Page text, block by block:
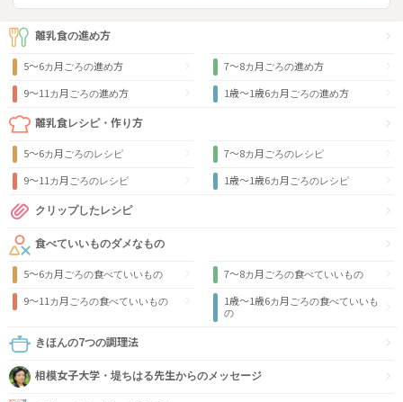
離乳食の進め方
5～6カ月ごろの進め方 7～8カ月ごろの進め方
9〜11カ月ごろの進め方 1歳〜1歳6カ月ごろの進め方
離乳食レシピ・作り方
5～6カ月ごろのレシピ 7～8カ月ごろのレシピ
9〜11カ月ごろのレシピ 1歳〜1歳6カ月ごろのレシピ
クリップしたレシピ
食べていいものダメなもの
5～6カ月ごろの食べていいもの 7～8カ月ごろの食べていいもの
9〜11カ月ごろの食べていいもの
1歳〜1歳6カ月ごろの食べていいも
の
きほんの7つの調理法
相模女子大学・堤ちはる先生からのメッセージ